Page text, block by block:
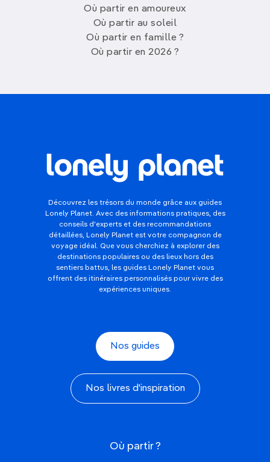
Où partir en amoureux
Où partir au soleil
Où partir en famille ?
Où partir en 2026 ?
Découvrez les trésors du monde grâce aux guides
Lonely Planet. Avec des informations pratiques, des
conseils d'experts et des recommandations
détaillées, Lonely Planet est votre compagnon de
voyage idéal. Que vous cherchiez à explorer des
destinations populaires ou des lieux hors des
sentiers battus, les guides Lonely Planet vous
offrent des itinéraires personnalisés pour vivre des
expériences uniques.
Nos guides
Nos livres d'inspiration
Où partir ?